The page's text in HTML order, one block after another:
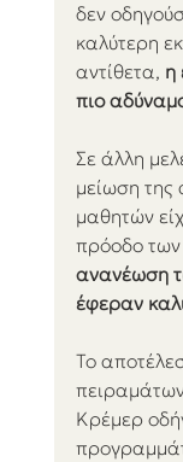
δεν
καλύτερη
αντίθετα, η
πιο
Σε άλλη
μείωση της
μαθητών
πρόοδο των
ανανέωση
έφεραν
Το
Κρέμερ